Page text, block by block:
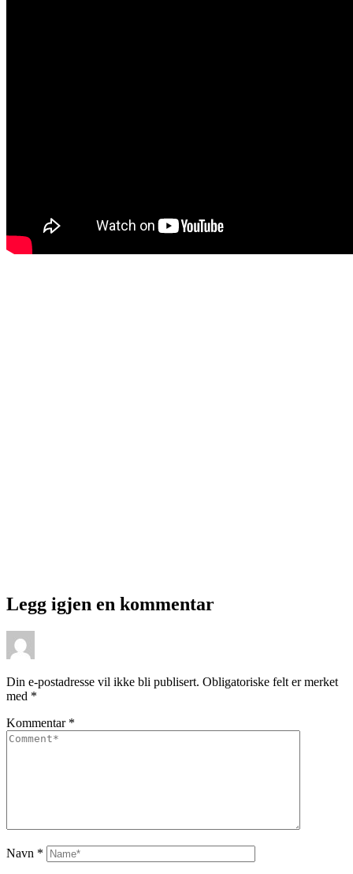
Legg igjen en kommentar
Din e-postadresse vil ikke bli publisert. Obligatoriske felt er merket
med *
Kommentar *
Navn *